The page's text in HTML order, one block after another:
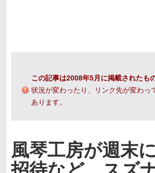
この記事は2008年5月に掲載されたも
状況が変わったり、リンク先が変わっ
あります。
風琴工房が週末